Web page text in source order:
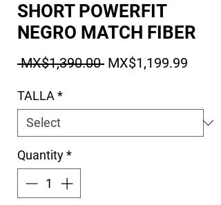
SHORT POWERFIT
NEGRO MATCH FIBER
MX$1,390.00 Regular Price
MX$1,199.99
TALLA *
Quantity*